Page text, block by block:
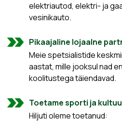
elektriautod, elektri- ja
vesinikauto.
Pikaajaline lojaalne
Meie spetsialistide
aastat, mille jooksul nad
koolitustega täiendavad.
Toetame sporti ja
Hiljuti oleme toetanud: